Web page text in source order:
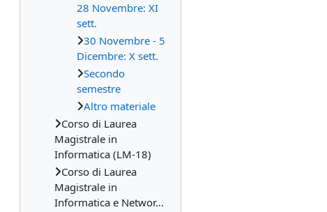
28 Novembre: XI
sett.
30 Novembre - 5
Dicembre: X sett.
Secondo
semestre
Altro materiale
Corso di Laurea
Magistrale in
Informatica (LM-18)
Corso di Laurea
Magistrale in
Informatica e Networ...